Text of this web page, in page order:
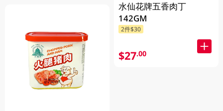
水仙花牌五香肉丁
142GM
2件$30
$27.00